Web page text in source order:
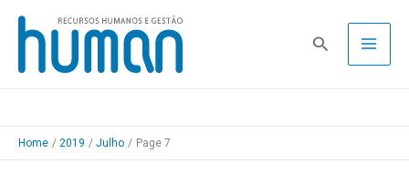
Skip
content
Pesquisa
Home 2019 Julho Page 7